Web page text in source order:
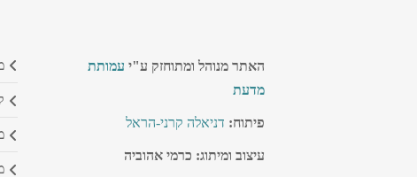
האתר מנוהל ומתוחזק ע"י עמותת
מדעת
פיתוח: דניאלה קרני-הראל
עיצוב ומיתוג: כרמי אהוביה